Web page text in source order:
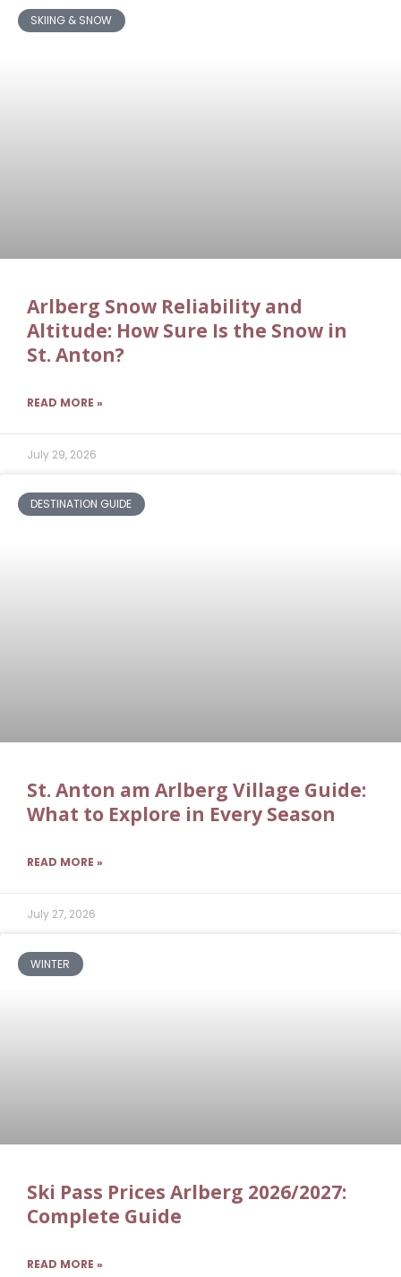
SKIING & SNOW
Arlberg Snow Reliability and
Altitude: How Sure Is the Snow in
St. Anton?
READ MORE »
July 29, 2026
DESTINATION GUIDE
St. Anton am Arlberg Village Guide:
What to Explore in Every Season
READ MORE »
July 27, 2026
WINTER
Ski Pass Prices Arlberg 2026/2027:
Complete Guide
READ MORE »